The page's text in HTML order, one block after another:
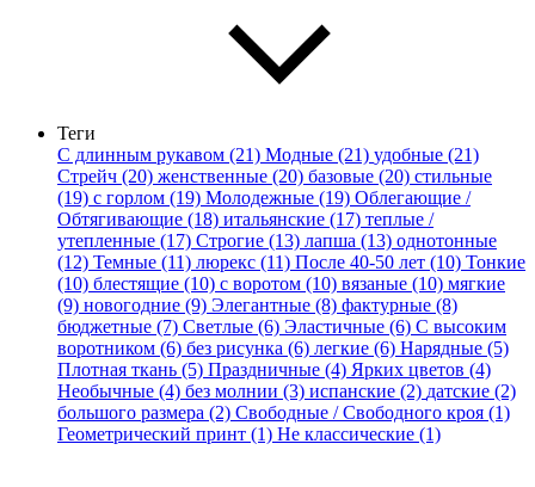
Теги
С длинным рукавом (21) Модные (21) удобные (21)
Стрейч (20) женственные (20) базовые (20) стильные
(19) с горлом (19) Молодежные (19) Облегающие /
Обтягивающие (18) итальянские (17) теплые /
утепленные (17) Строгие (13) лапша (13) однотонные
(12) Темные (11) люрекс (11) После 40-50 лет (10) Тонкие
(10) блестящие (10) с воротом (10) вязаные (10) мягкие
(9) новогодние (9) Элегантные (8) фактурные (8)
бюджетные (7) Светлые (6) Эластичные (6) С высоким
воротником (6) без рисунка (6) легкие (6) Нарядные (5)
Плотная ткань (5) Праздничные (4) Ярких цветов (4)
Необычные (4) без молнии (3) испанские (2) датские (2)
большого размера (2) Свободные / Свободного кроя (1)
Геометрический принт (1) Не классические (1)